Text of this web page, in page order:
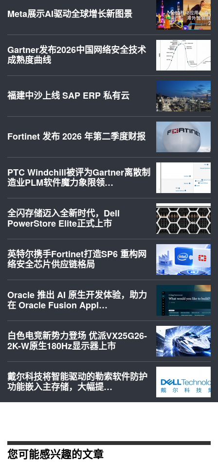
Meta展示AI驱动全球增长新图景
Gartner发布2026中国网络安全技术
成熟度曲线
福建中沙上线 SAP ERP 私有云
Fortinet 发布 2026 年第二季度财报
PTC Windchill被评为Gartner离散制
造业PLM软件魔力象限领…
全闪存储迈入全新时代，Dell
PowerStore Elite正式上市
英特尔携手Fortinet打造SP6 重构网
络安全芯片供应链格局
Oracle 推出 AI 原生开发体验，助力
在 Oracle Fusion Appl…
白色电竞新势力登场 优派VX25G26-
2K-W原生180Hz显示器上市
戴尔科技将智能驱动的勒索软件防护
功能嵌入主存储，大幅提…
您可能感兴趣的文章